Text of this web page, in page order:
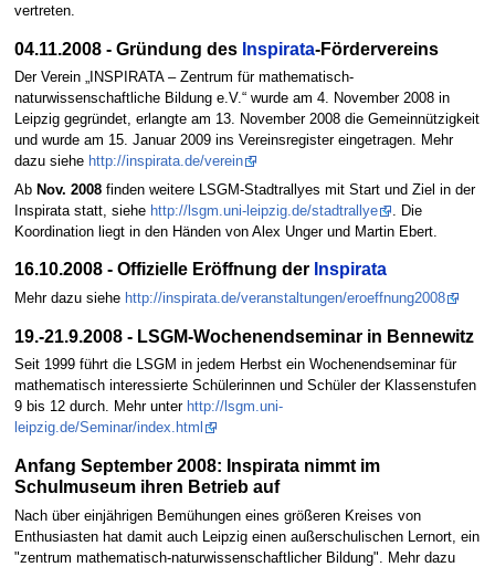
vertreten.
04.11.2008 - Gründung des Inspirata-Fördervereins
Der Verein „INSPIRATA – Zentrum für mathematisch-
naturwissenschaftliche Bildung e.V.“ wurde am 4. November 2008 in
Leipzig gegründet, erlangte am 13. November 2008 die Gemeinnützigkeit
und wurde am 15. Januar 2009 ins Vereinsregister eingetragen. Mehr
dazu siehe http://inspirata.de/verein
Ab Nov. 2008finden weitere LSGM-Stadtrallyes mit Start und Ziel in der
Inspirata statt, siehe http://lsgm.uni-leipzig.de/stadtrallye
. Die
Koordination liegt in den Händen von Alex Unger und Martin Ebert.
16.10.2008 - Offizielle Eröffnung der Inspirata
Mehr dazu siehe http://inspirata.de/veranstaltungen/eroeffnung2008
19.-21.9.2008 - LSGM-Wochenendseminar in Bennewitz
Seit 1999 führt die LSGM in jedem Herbst ein Wochenendseminar für
mathematisch interessierte Schülerinnen und Schüler der Klassenstufen
9 bis 12 durch. Mehr unter http://lsgm.uni-
leipzig.de/Seminar/index.html
Anfang September 2008: Inspirata nimmt im
Schulmuseum ihren Betrieb auf
Nach über einjährigen Bemühungen eines größeren Kreises von
Enthusiasten hat damit auch Leipzig einen außerschulischen Lernort, ein
"zentrum mathematisch-naturwissenschaftlicher Bildung". Mehr dazu